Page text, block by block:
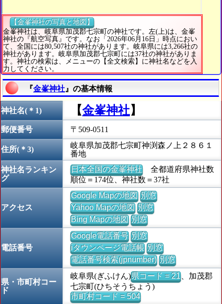
【金峯神社の写真と地図】
金峯神社は、岐阜県加茂郡七宗町の神社です。左(上)は、金峯
神社の『航空写真』です。なお「2026年06月16日」時点におい
て、全国には80,507社の神社があります。岐阜県には3,266社の
神社があります。岐阜県加茂郡七宗町には37社の神社がありま
す。神社の検索は、メニューの【全文検索】に神社名などを入
力してください。
『金峯神社 』の基本情報
神社名(＊1) 【金峯神社】
郵便番号 〒509-0511
住所(＊3)
岐阜県加茂郡七宗町神渕森ノ上２８６１
番地
神社名ランキン
グ
日本全国の金峯神社全都道府県神社数
順位＝174位、神社数＝37社
アクセス
Google Mapの地図 別窓
Yahoo Mapの地図 別窓
Bing Mapの地図 別窓
電話番号
Google電話番号 別窓
iタウンページ電話帳 別窓
電話番号検索(jpnumber) 別窓
県・市町村コー
ド
岐阜県(ぎふけん)県コード = 21、加茂郡
七宗町(ひちそうちょう)
市町村コード = 504